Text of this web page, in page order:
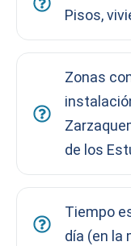
Pisos,
Zonas
de los
Tiempo
día (en la